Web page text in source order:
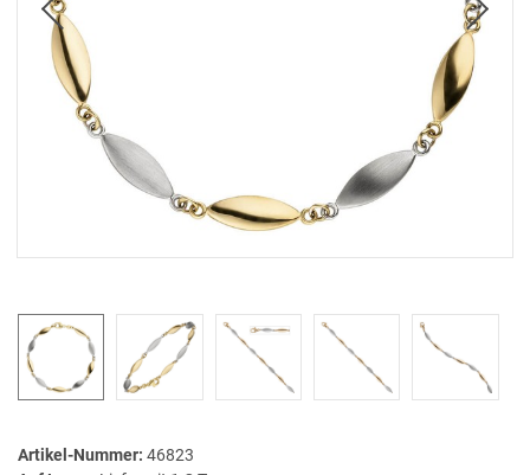
Artikel-Nummer: 46823